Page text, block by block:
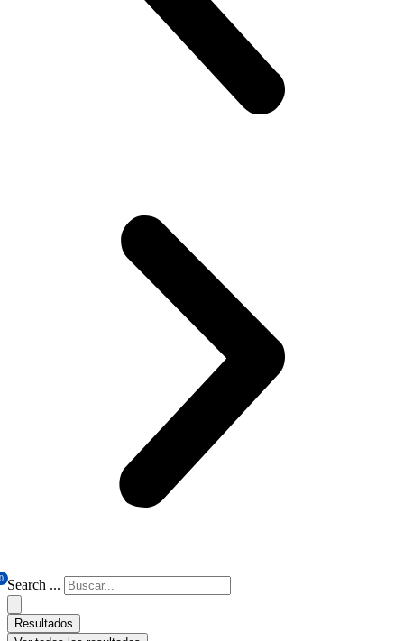
0 Search ...
Resultados